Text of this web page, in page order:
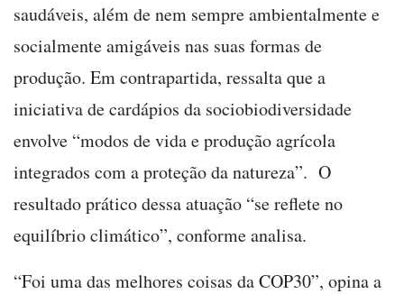
saudáveis, além de nem sempre ambientalmente e
socialmente amigáveis nas suas formas de
produção. Em contrapartida, ressalta que a
iniciativa de cardápios da sociobiodiversidade
envolve “modos de vida e produção agrícola
integrados com a proteção da natureza”. O
resultado prático dessa atuação “se reflete no
equilíbrio climático”, conforme analisa.
“Foi uma das melhores coisas da COP30”, opina a